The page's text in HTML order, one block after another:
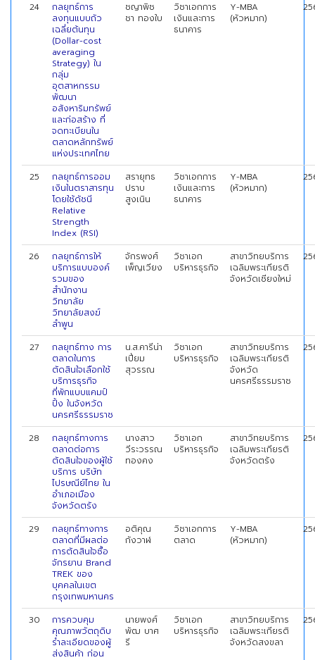
24
กลยุทธ์การ
ลงทุนแบบถัว
เฉลี่ยต้นทุน
(Dollar-cost
averaging
Strategy) ใน
กลุ่ม
อุตสาหกรรม
พัฒนา
อสังหาริมทรัพย์
และก่อสร้าง ที่
จดทะเบียนใน
ตลาดหลักทรัพย์
แห่งประเทศไทย
ชญาพิช
ชา ทองใบ
วิชาเอกการ
เงินและการ
ธนาคาร
Y-MBA
(หัวหมาก)
25
กลยุทธ์การออม
เงินในตราสารทุน
โดยใช้ดัชนี
Relative
Strength
Index (RSI)
สรายุทธ
ปราบ
สูงเนิน
วิชาเอกการ
เงินและการ
ธนาคาร
Y-MBA
(หัวหมาก)
26
กลยุทธ์การให้
บริการแบบองค์
รวมของ
สำนักงาน
วิทยาลัย
วิทยาลัยสงฆ์
ลำพูน
จักรพงศ์
เพ็ญเวียง
วิชาเอก
บริหารธุรกิจ
สาขาวิทยบริการ
เฉลิมพระเกียรติ
จังหวัดเชียงใหม่
27
กลยุทธ์ทาง การ
ตลาดในการ
ตัดสินใจเลือกใช้
บริการธุรกิจ
ที่พักแบบแคมป์
ปิ้ง ในจังหวัด
นครศรีธรรมราช
น.ส.คารีน่า
เปี่ยม
สุวรรณ
วิชาเอก
บริหารธุรกิจ
สาขาวิทยบริการ
เฉลิมพระเกียรติ
จังหวัด
นครศรีธรรมราช
28
กลยุทธ์ทางการ
ตลาดต่อการ
ตัดสินใจของผู้ใช้
บริการ บริษัท
ไปรษณีย์ไทย ใน
อำเภอเมือง
จังหวัดตรัง
นางสาว
วีระวรรณ
ทองคง
วิชาเอก
บริหารธุรกิจ
สาขาวิทยบริการ
เฉลิมพระเกียรติ
จังหวัดตรัง
29
กลยุทธ์ทางการ
ตลาดที่มีผลต่อ
การตัดสินใจซื้อ
จักรยาน Brand
TREK ของ
บุคคลในเขต
กรุงเทพมหานคร
อติคุณ
กังวาฬ
วิชาเอกการ
ตลาด
Y-MBA
(หัวหมาก)
30
การควบคุม
คุณภาพวัตถุดิบ
รำละเอียดของผู้
ส่งสินค้า ก่อน
นายพงศ์
พัฒ บาศ
รี
วิชาเอก
บริหารธุรกิจ
สาขาวิทยบริการ
เฉลิมพระเกียรติ
จังหวัดสงขลา